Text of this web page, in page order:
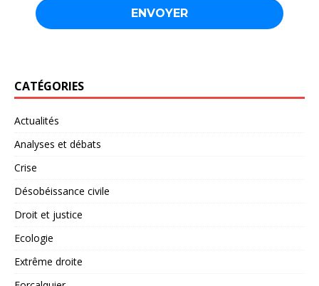
CATÉGORIES
Actualités
Analyses et débats
Crise
Désobéissance civile
Droit et justice
Ecologie
Extrême droite